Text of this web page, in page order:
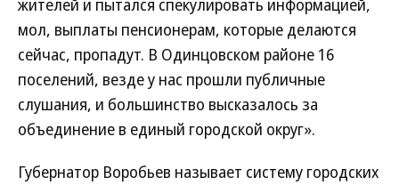
жителей и пытался спекулировать информацией,
мол, выплаты пенсионерам, которые делаются
сейчас, пропадут. В Одинцовском районе 16
поселений, везде у нас прошли публичные
слушания, и большинство высказалось за
объединение в единый городской округ».
Губернатор Воробьев называет систему городских